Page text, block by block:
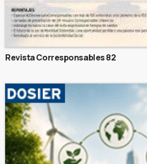
Revista Corresponsables 82